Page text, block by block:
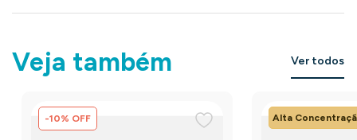
Veja também Ver todos
-10% OFF Alta